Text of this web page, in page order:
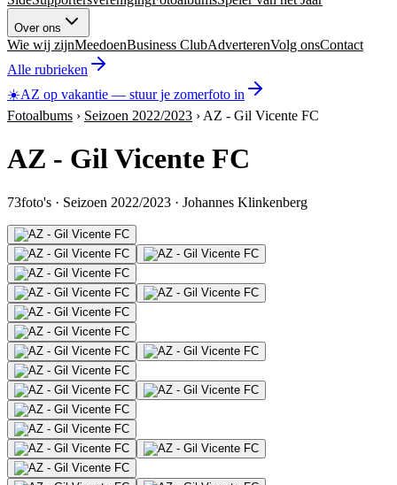
Over ons
Wie wij zijnMeedoenBusiness ClubAdverterenVolg onsContact
Alle rubrieken
☀️AZ op vakantie — stuur je zomerfoto in
Fotoalbums › Seizoen 2022/2023 › AZ - Gil Vicente FC
AZ - Gil Vicente FC
73foto's · Seizoen 2022/2023 · Johannes Klinkenberg